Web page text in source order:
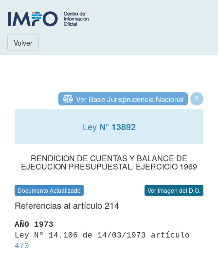
Volver
?
Ver Base Jurisprudencia Nacional
Ley N° 13892
RENDICION DE CUENTAS Y BALANCE DE
EJECUCION PRESUPUESTAL. EJERCICIO 1969
Documento Actualizado Ver Imagen del D.O.
Referencias al artículo 214
AÑO 1973
473